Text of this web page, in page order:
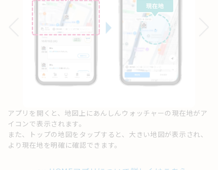
アプリを開くと、地図上にあんしんウォッチャーの現在地がア
イコンで表示されます。
また、トップの地図をタップすると、大きい地図が表示され、
より現在地を明確に確認できます。